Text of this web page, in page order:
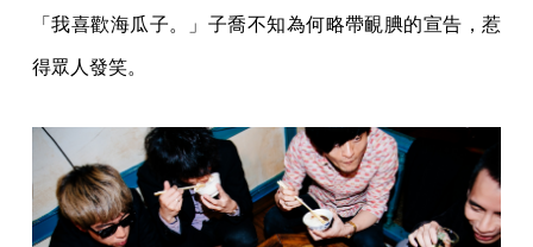
「我喜歡海瓜子。」子喬不知為何略帶靦腆的宣告，惹
得眾人發笑。